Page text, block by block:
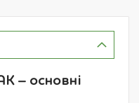
– основні